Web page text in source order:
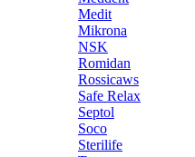
Medit
Mikrona
NSK
Romidan
Rossicaws
Safe Relax
Septol
Soco
Sterilife